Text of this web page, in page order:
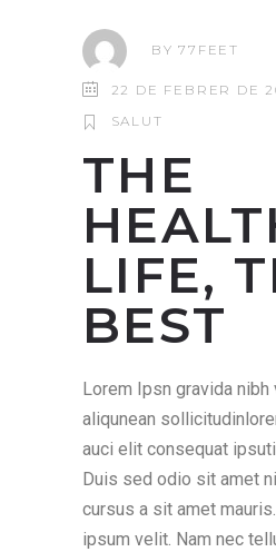
BY77FEET
22 DE FEBRER DE
SALUT
THE
LIFE,
BEST
Lorem Ipsn gravida
aliqunean
auci elit consequat
Duis sed odio sit amet
cursus a sit amet
ipsum velit. Nam nec